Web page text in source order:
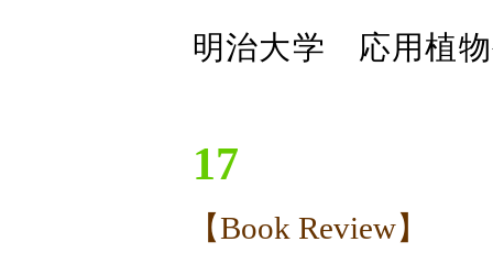
明治大学 応用植
17
【Book Review】